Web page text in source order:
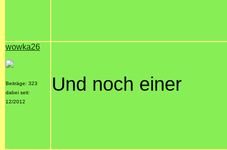
wowka26
Beiträge: 323
dabei seit:
12/2012
Und noch einer